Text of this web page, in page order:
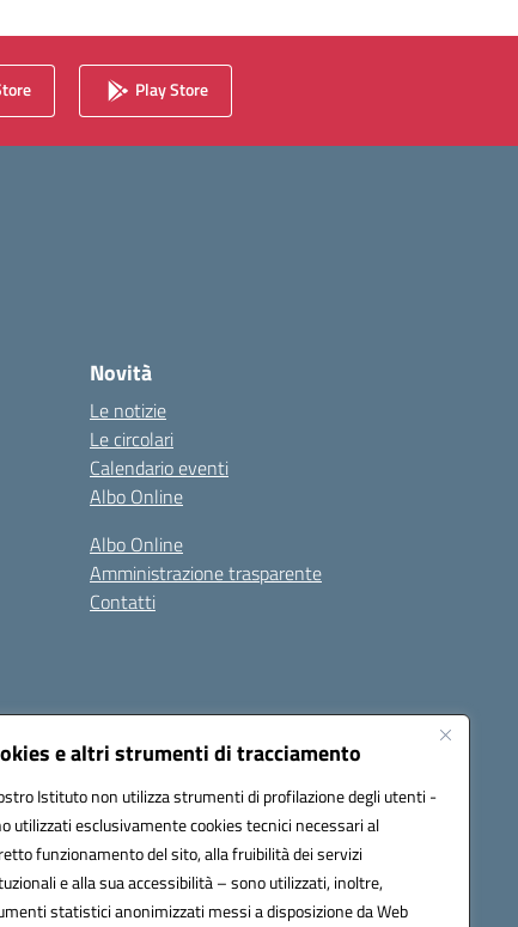
e altri strumenti di tracciamento
Istituto non utilizza strumenti di profilazione degli utenti -
utilizzati esclusivamente cookies tecnici necessari al
funzionamento del sito, alla fruibilità dei servizi
e alla sua accessibilità – sono utilizzati, inoltre,
statistici anonimizzati messi a disposizione da Web
Play Store
Novità
Le notizie
Le circolari
Calendario eventi
Albo Online
Albo Online
Amministrazione trasparente
Contatti